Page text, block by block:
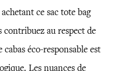
ce sac tote bag
contribuez au respect de
éco-responsable est
Les nuances de